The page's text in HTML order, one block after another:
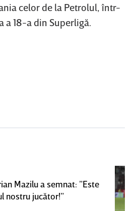
celor de la Petrolul, într-
a 18-a din Superligă.
Mazilu a semnat: ”Este
nostru jucător!”